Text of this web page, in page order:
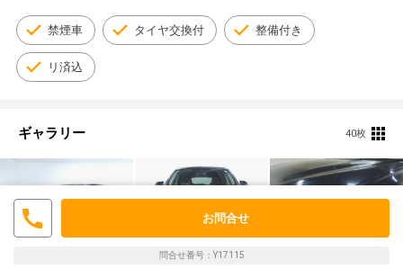
禁煙車 タイヤ交換付 整備付き
リ済込
ギャラリー 40枚
お問合せ
問合せ番号：Y17115